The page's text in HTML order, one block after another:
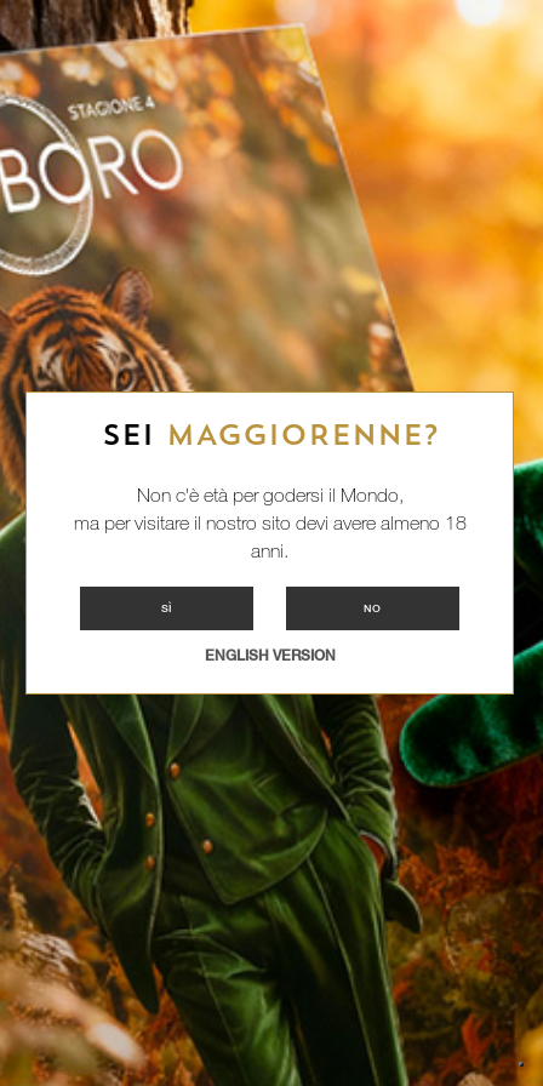
SEI MAGGIORENNE?
Non c'è età per godersi il Mondo,
ma per visitare il nostro sito devi avere almeno 18
anni.
SÌ NO
ENGLISH VERSION